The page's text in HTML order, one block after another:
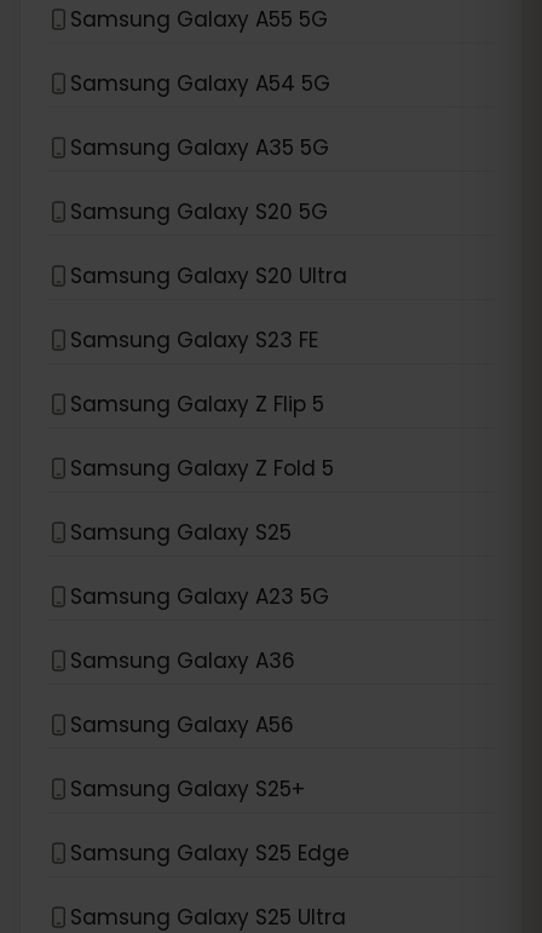
Samsung Galaxy A55 5G
Samsung Galaxy A54 5G
Samsung Galaxy A35 5G
Samsung Galaxy S20 5G
Samsung Galaxy S20 Ultra
Samsung Galaxy S23 FE
Samsung Galaxy Z Flip 5
Samsung Galaxy Z Fold 5
Samsung Galaxy S25
Samsung Galaxy A23 5G
Samsung Galaxy A36
Samsung Galaxy A56
Samsung Galaxy S25+
Samsung Galaxy S25 Edge
Samsung Galaxy S25 Ultra